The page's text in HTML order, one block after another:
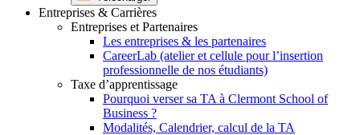
Entreprises & Carrières
Entreprises et Partenaires
Les entreprises & les partenaires
CareerLab (atelier et cellule pour l’insertion
professionnelle de nos étudiants)
Taxe d’apprentissage
Pourquoi verser sa TA à Clermont School of
Business ?
Modalités, Calendrier, calcul de la TA